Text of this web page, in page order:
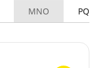
MNO PQRS